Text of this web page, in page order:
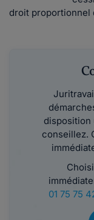
droit proportionnel
disposition
conseillez.
01 75 75